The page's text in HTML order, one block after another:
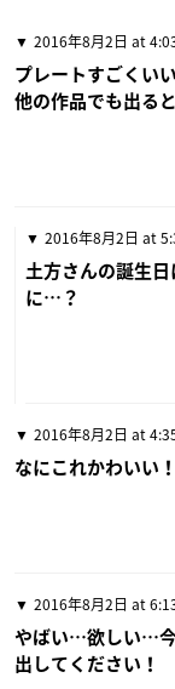
2016年8月2日 at
プレートすごくい
他の作品でも出る
2016年8月2日 at
土方さんの誕生
に…？
2016年8月2日 at
なにこれかわいい！
2016年8月2日 at
やばい…欲しい…今
出してください！